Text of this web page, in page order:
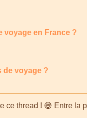
voyage en France ?
de voyage ?
thread ! 😅 Entre la